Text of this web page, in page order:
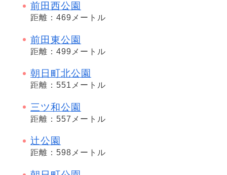
前田西公園
距離：469メートル
前田東公園
距離：499メートル
朝日町北公園
距離：551メートル
三ツ和公園
距離：557メートル
辻公園
距離：598メートル